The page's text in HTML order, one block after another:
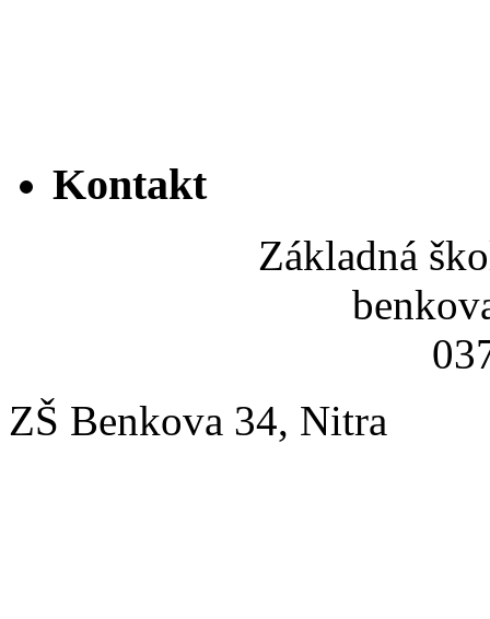
Kontakt
Základná
ZŠ Benkova 34, Nitra